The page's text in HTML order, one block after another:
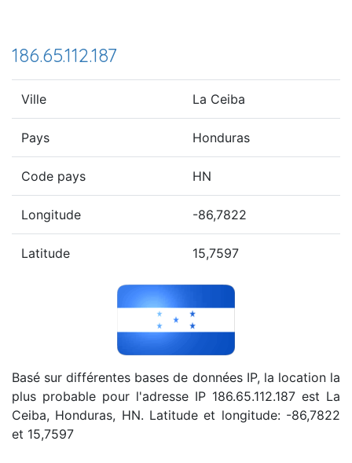
186.65.112.187
Ville La Ceiba
Pays Honduras
Code pays HN
Longitude -86,7822
Latitude 15,7597
Basé sur différentes bases de données IP, la location la
plus probable pour l'adresse IP 186.65.112.187 est La
Ceiba, Honduras, HN. Latitude et longitude: -86,7822
et 15,7597